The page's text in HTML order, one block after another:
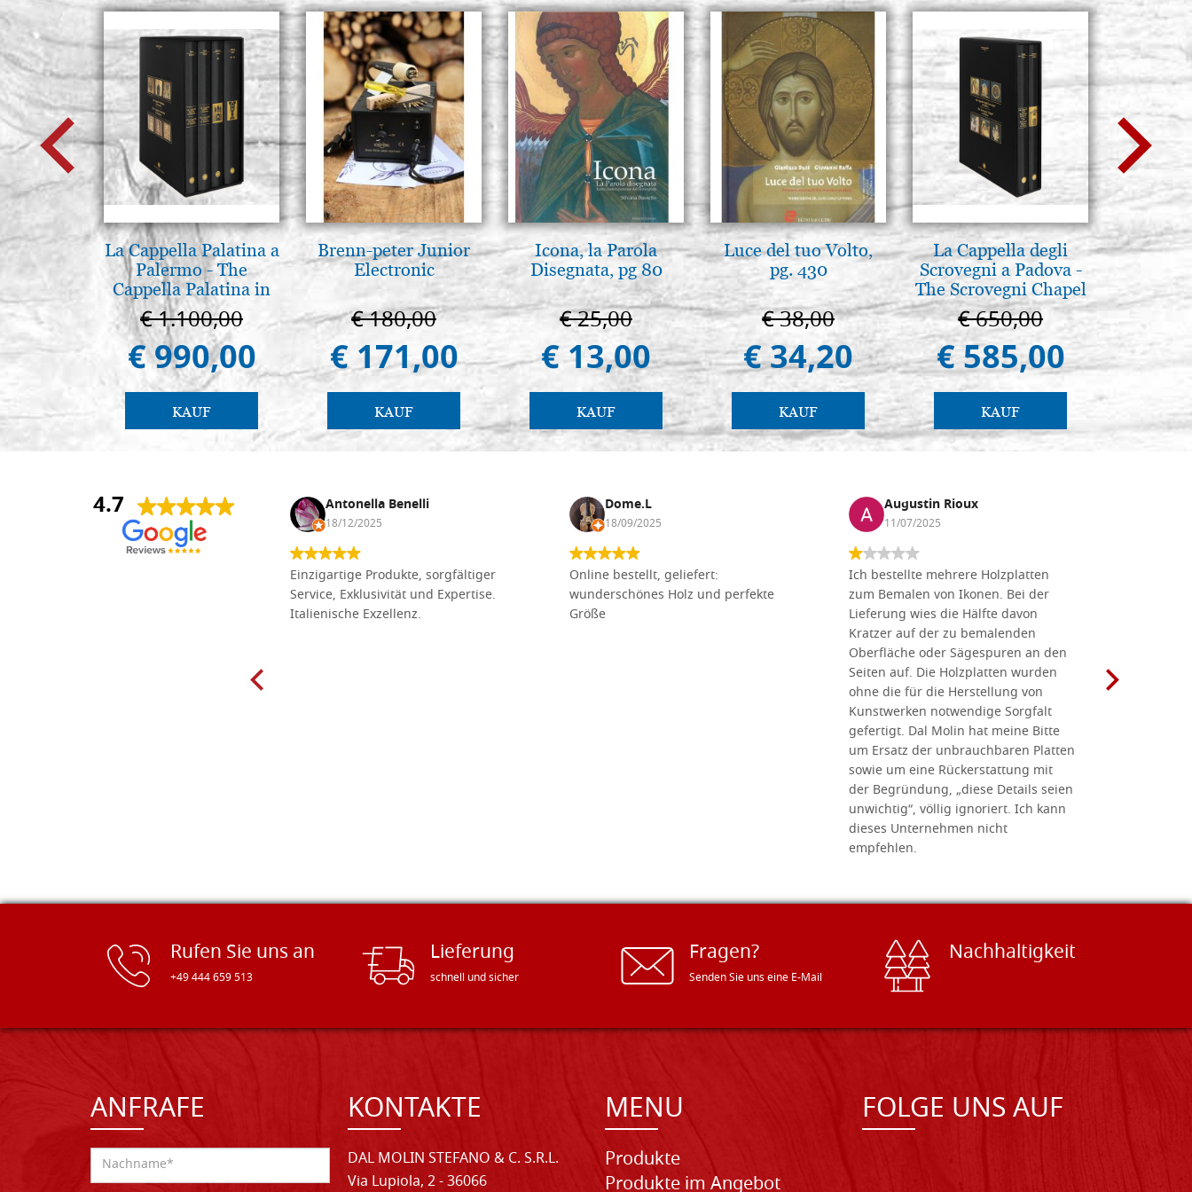
La Cappella Palatina a
Palermo - The
Cappella Palatina in
Palermo
€ 1.100,00
€ 990,00
KAUF
Brenn-peter Junior
Electronic
€ 180,00
€ 171,00
KAUF
Icona, la Parola
Disegnata, pg 80
€ 25,00
€ 13,00
KAUF
Luce del tuo Volto,
pg. 430
€ 38,00
€ 34,20
KAUF
La Cappella degli
Scrovegni a Padova -
The Scrovegni Chapel
in Padua
€ 650,00
€ 585,00
KAUF
€
4.7
Anna Maria Negri Antonella Benelli
18/12/2025
Einzigartige Produkte, sorgfältiger
Service, Exklusivität und Expertise.
Italienische Exzellenz.
Dome.L
18/09/2025
Online bestellt, geliefert:
wunderschönes Holz und perfekte
Größe
Augustin Rioux
11/07/2025
Ich bestellte mehrere Holzplatten
zum Bemalen von Ikonen. Bei der
Lieferung wies die Hälfte davon
Kratzer auf der zu bemalenden
Oberfläche oder Sägespuren an den
Seiten auf. Die Holzplatten wurden
ohne die für die Herstellung von
Kunstwerken notwendige Sorgfalt
gefertigt. Dal Molin hat meine Bitte
um Ersatz der unbrauchbaren Platten
sowie um eine Rückerstattung mit
der Begründung, „diese Details seien
unwichtig“, völlig ignoriert. Ich kann
dieses Unternehmen nicht
empfehlen.
Rufen Sie uns an
+49 444 659 513
Lieferung
schnell und sicher
Fragen?
Senden Sie uns eine E-Mail
Nachhaltigkeit
ANFRAFE KONTAKTE
DAL MOLIN STEFANO & C. S.R.L.
Via Lupiola, 2 - 36066
MENU
Produkte
Produkte im Angebot
FOLGE UNS AUF